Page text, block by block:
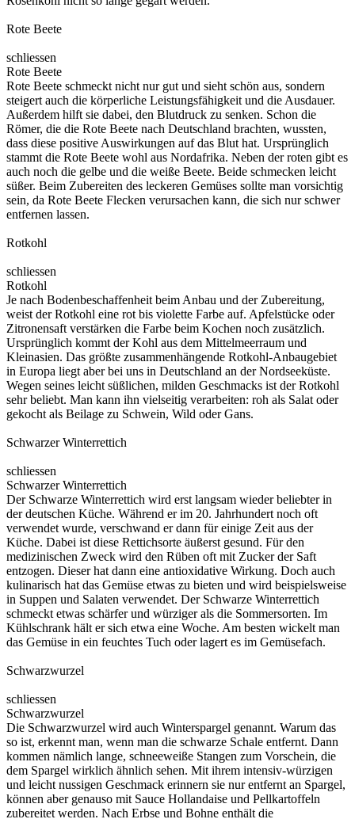
Rote Beete
schliessen
Rote Beete
Rote Beete schmeckt nicht nur gut und sieht schön aus, sondern
steigert auch die körperliche Leistungsfähigkeit und die Ausdauer.
Außerdem hilft sie dabei, den Blutdruck zu senken. Schon die
Römer, die die Rote Beete nach Deutschland brachten, wussten,
dass diese positive Auswirkungen auf das Blut hat. Ursprünglich
stammt die Rote Beete wohl aus Nordafrika. Neben der roten gibt es
auch noch die gelbe und die weiße Beete. Beide schmecken leicht
süßer. Beim Zubereiten des leckeren Gemüses sollte man vorsichtig
sein, da Rote Beete Flecken verursachen kann, die sich nur schwer
entfernen lassen.
Rotkohl
schliessen
Rotkohl
Je nach Bodenbeschaffenheit beim Anbau und der Zubereitung,
weist der Rotkohl eine rot bis violette Farbe auf. Apfelstücke oder
Zitronensaft verstärken die Farbe beim Kochen noch zusätzlich.
Ursprünglich kommt der Kohl aus dem Mittelmeerraum und
Kleinasien. Das größte zusammenhängende Rotkohl-Anbaugebiet
in Europa liegt aber bei uns in Deutschland an der Nordseeküste.
Wegen seines leicht süßlichen, milden Geschmacks ist der Rotkohl
sehr beliebt. Man kann ihn vielseitig verarbeiten: roh als Salat oder
gekocht als Beilage zu Schwein, Wild oder Gans.
Schwarzer Winterrettich
schliessen
Schwarzer Winterrettich
Der Schwarze Winterrettich wird erst langsam wieder beliebter in
der deutschen Küche. Während er im 20. Jahrhundert noch oft
verwendet wurde, verschwand er dann für einige Zeit aus der
Küche. Dabei ist diese Rettichsorte äußerst gesund. Für den
medizinischen Zweck wird den Rüben oft mit Zucker der Saft
entzogen. Dieser hat dann eine antioxidative Wirkung. Doch auch
kulinarisch hat das Gemüse etwas zu bieten und wird beispielsweise
in Suppen und Salaten verwendet. Der Schwarze Winterrettich
schmeckt etwas schärfer und würziger als die Sommersorten. Im
Kühlschrank hält er sich etwa eine Woche. Am besten wickelt man
das Gemüse in ein feuchtes Tuch oder lagert es im Gemüsefach.
Schwarzwurzel
schliessen
Schwarzwurzel
Die Schwarzwurzel wird auch Winterspargel genannt. Warum das
so ist, erkennt man, wenn man die schwarze Schale entfernt. Dann
kommen nämlich lange, schneeweiße Stangen zum Vorschein, die
dem Spargel wirklich ähnlich sehen. Mit ihrem intensiv-würzigen
und leicht nussigen Geschmack erinnern sie nur entfernt an Spargel,
können aber genauso mit Sauce Hollandaise und Pellkartoffeln
zubereitet werden. Nach Erbse und Bohne enthält die